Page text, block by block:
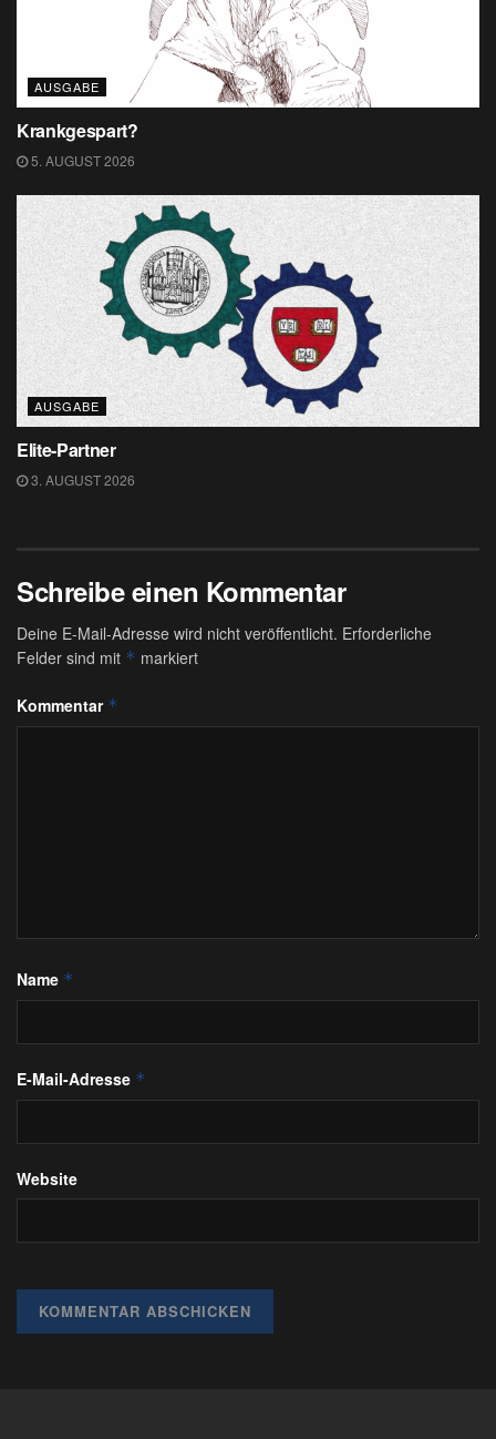
AUSGABE
Krankgespart?
5. AUGUST 2026
AUSGABE
Elite-Partner
3. AUGUST 2026
Schreibe einen Kommentar
Deine E-Mail-Adresse wird nicht veröffentlicht. Erforderliche
Felder sind mit * markiert
Kommentar *
Name *
E-Mail-Adresse *
Website